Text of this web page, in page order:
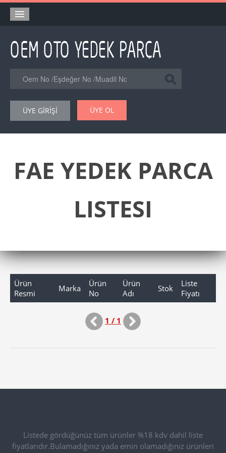
Orjinal Yedek Parça
Eşdeğer Muadil Yedek Parça
Şase Numarası VIN Yedekparça Sorgulama
Hakkımızda
Forum
ÜYE GİRİŞİ ÜYE OL
FAE YEDEK PARCA
LISTESI
Ürün
Resmi
Marka
Ürün
No
Ürün
Adı
Stok
Liste
Fiyatı
1 / 1
Listede gördüğünüz tüm ürünler %18 kdv dahil liste
fiyatlarıdır.Bulamadığınız yada emin olamadığınız ürünleri